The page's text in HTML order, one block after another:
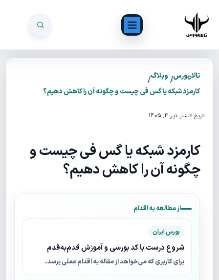
تالاربورس/ وبلاگ/
کارمزد شبکه یا گس فی چیست و چگونه آن را کاهش دهیم؟
تاریخ انتشار:تیر 4, 1405
کارمزد شبکه یا گس فی چیست و
چگونه آن را کاهش دهیم؟
از مطالعه به اقدام
بورس ایران
شروع درست با کد بورسی و آموزش قدم‌به‌قدم
برای کاربری که می‌خواهد از مقاله به اقدام عملی برسد.